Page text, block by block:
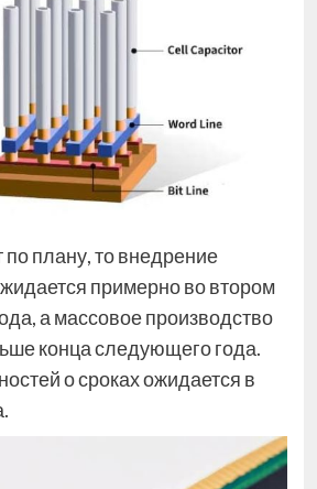
по плану, то внедрение
примерно во втором
а массовое производство
конца следующего года.
о сроках ожидается в